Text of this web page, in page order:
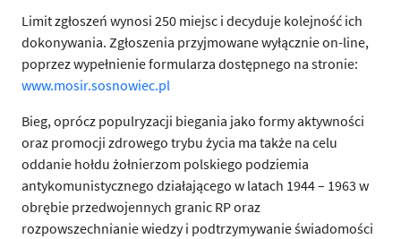
Limit zgłoszeń wynosi 250 miejsc i decyduje kolejność ich
dokonywania. Zgłoszenia przyjmowane wyłącznie on-line,
poprzez wypełnienie formularza dostępnego na stronie:
www.mosir.sosnowiec.pl
Bieg, oprócz populryzacji biegania jako formy aktywności
oraz promocji zdrowego trybu życia ma także na celu
oddanie hołdu żołnierzom polskiego podziemia
antykomunistycznego działającego w latach 1944 – 1963 w
obrębie przedwojennych granic RP oraz
rozpowszechnianie wiedzy i podtrzymywanie świadomości